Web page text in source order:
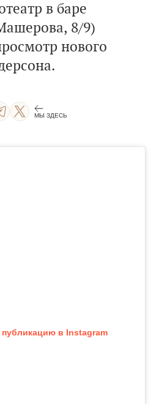
в баре
8/9)
нового
МЫ ЗДЕСЬ
публикацию в Instagram